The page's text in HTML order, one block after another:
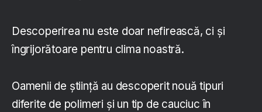
Descoperirea nu este doar nefirească, ci și
îngrijorătoare pentru clima noastră.
Oamenii de știință au descoperit nouă tipuri
diferite de polimeri și un tip de cauciuc în